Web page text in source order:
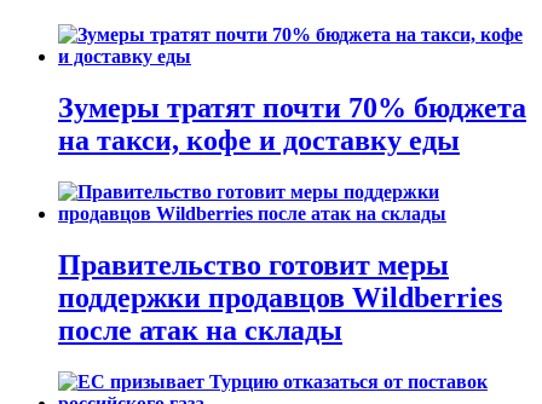
Зумеры тратят почти 70% бюджета
на такси, кофе и доставку еды
Правительство готовит меры
поддержки продавцов Wildberries
после атак на склады